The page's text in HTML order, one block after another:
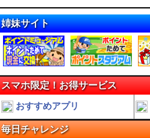
姉妹サイト
スマホ限定！お得サービス
おすすめアプリ
毎日チャレンジ